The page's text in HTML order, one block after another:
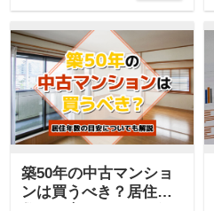
築50年の中古マンショ
ンは買うべき？居住年